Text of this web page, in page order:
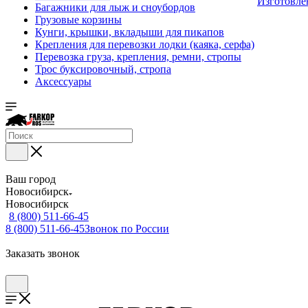
Багажники для лыж и сноубордов
Грузовые корзины
Кунги, крышки, вкладыши для пикапов
Крепления для перевозки лодки (каяка, серфа)
Перевозка груза, крепления, ремни, стропы
Трос буксировочный, стропа
Аксессуары
Ваш город
Новосибирск
Новосибирск
8 (800) 511-66-45
8 (800) 511-66-45Звонок по России
Заказать звонок